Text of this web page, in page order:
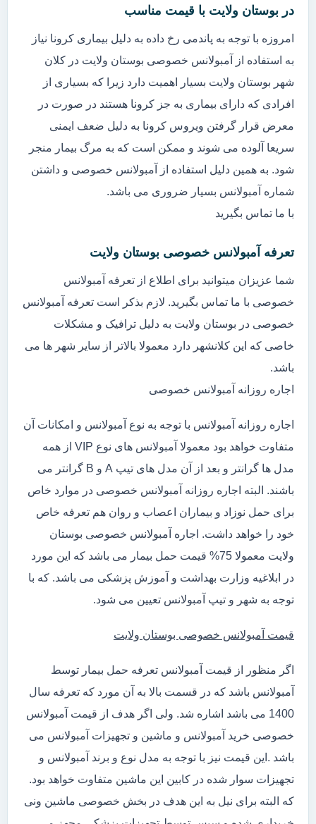
در بوستان ولایت با قیمت مناسب
امروزه با توجه به پاندمی رخ داده به دلیل بیماری کرونا نیاز
به استفاده از آمبولانس خصوصی بوستان ولایت در کلان
شهر بوستان ولایت بسیار اهمیت دارد زیرا که بسیاری از
افرادی که دارای بیماری به جز کرونا هستند در صورت در
معرض قرار گرفتن ویروس کرونا به دلیل ضعف ایمنی
سریعا آلوده می شوند و ممکن است که به مرگ بیمار منجر
شود. به همین دلیل استفاده از آمبولانس خصوصی و داشتن
شماره آمبولانس بسیار ضروری می باشد.
با ما تماس بگیرید
تعرفه آمبولانس خصوصی بوستان ولایت
شما عزیزان میتوانید برای اطلاع از تعرفه آمبولانس
خصوصی با ما تماس بگیرید. لازم بذکر است تعرفه آمبولانس
خصوصی در بوستان ولایت به دلیل ترافیک و مشکلات
خاصی که این کلانشهر دارد معمولا بالاتر از سایر شهر ها می
باشد.
اجاره روزانه آمبولانس خصوصی
اجاره روزانه آمبولانس با توجه به نوع آمبولانس و امکانات آن
متفاوت خواهد بود معمولا آمبولانس های نوع VIP از همه
مدل ها گرانتر و بعد از آن مدل های تیپ A و B گرانتر می
باشند. البته اجاره روزانه آمبولانس خصوصی در موارد خاص
برای حمل نوزاد و بیماران اعصاب و روان هم تعرفه خاص
خود را خواهد داشت. اجاره آمبولانس خصوصی بوستان
ولایت معمولا 75% قیمت حمل بیمار می باشد که این مورد
در ابلاغیه وزارت بهداشت و آموزش پزشکی می باشد. که با
توجه به شهر و تیپ آمبولانس تعیین می شود.
قیمت آمبولانس خصوصی بوستان ولایت
اگر منظور از قیمت آمبولانس تعرفه حمل بیمار توسط
آمبولانس باشد که در قسمت بالا به آن مورد که تعرفه سال
1400 می باشد اشاره شد. ولی اگر هدف از قیمت آمبولانس
خصوصی خرید آمبولانس و ماشین و تجهیزات آمبولانس می
باشد .این قیمت نیز با توجه به مدل نوع و برند آمبولانس و
تجهیزات سوار شده در کابین این ماشین متفاوت خواهد بود.
که البته برای نیل به این هدف در بخش خصوصی ماشین ونی